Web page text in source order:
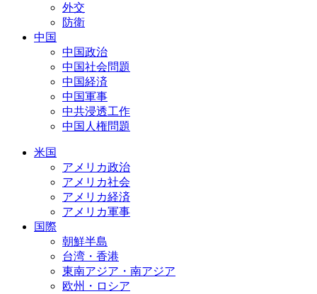
外交
防衛
中国
中国政治
中国社会問題
中国経済
中国軍事
中共浸透工作
中国人権問題
米国
アメリカ政治
アメリカ社会
アメリカ経済
アメリカ軍事
国際
朝鮮半島
台湾・香港
東南アジア・南アジア
欧州・ロシア